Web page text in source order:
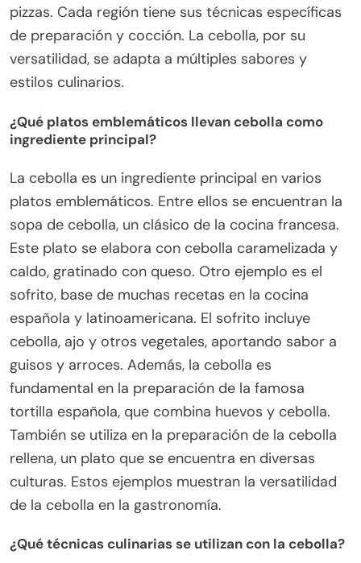
pizzas. Cada región tiene sus técnicas específicas
de preparación y cocción. La cebolla, por su
versatilidad, se adapta a múltiples sabores y
estilos culinarios.
¿Qué platos emblemáticos llevan cebolla como
ingrediente principal?
La cebolla es un ingrediente principal en varios
platos emblemáticos. Entre ellos se encuentran la
sopa de cebolla, un clásico de la cocina francesa.
Este plato se elabora con cebolla caramelizada y
caldo, gratinado con queso. Otro ejemplo es el
sofrito, base de muchas recetas en la cocina
española y latinoamericana. El sofrito incluye
cebolla, ajo y otros vegetales, aportando sabor a
guisos y arroces. Además, la cebolla es
fundamental en la preparación de la famosa
tortilla española, que combina huevos y cebolla.
También se utiliza en la preparación de la cebolla
rellena, un plato que se encuentra en diversas
culturas. Estos ejemplos muestran la versatilidad
de la cebolla en la gastronomía.
¿Qué técnicas culinarias se utilizan con la cebolla?